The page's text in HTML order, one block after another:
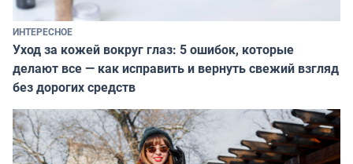
ИНТЕРЕСНОЕ
Уход за кожей вокруг глаз: 5 ошибок, которые
делают все — как исправить и вернуть свежий взгляд
без дорогих средств